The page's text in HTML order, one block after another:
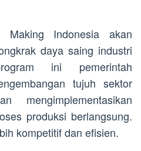
Making Indonesia akan
daya saing industri
ini pemerintah
tujuh sektor
mengimplementasikan
produksi berlangsung.
kompetitif dan efisien.